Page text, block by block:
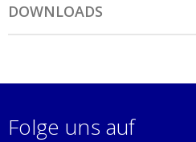
DOWNLOADS
Folge uns auf